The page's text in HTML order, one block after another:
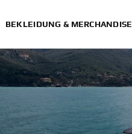
BEKLEIDUNG & MERCHANDISE